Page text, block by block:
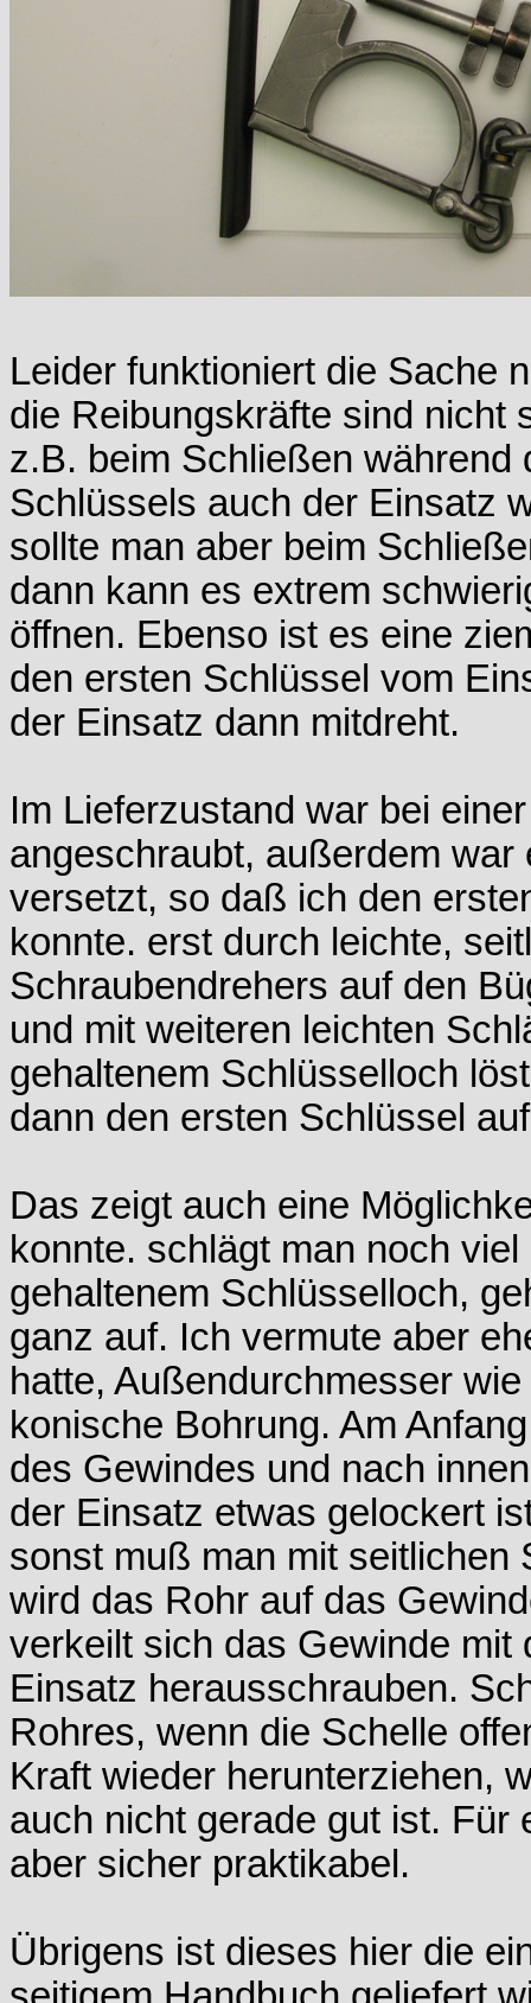
Leider funktioniert die Sache
die Reibungskräfte sind nicht
z.B. beim Schließen
Schlüssels auch der Einsatz
sollte man aber beim
dann kann es extrem
öffnen. Ebenso ist es eine
den ersten Schlüssel vom
der Einsatz dann mitdreht.
Im Lieferzustand war bei
angeschraubt, außerdem
versetzt, so daß ich den
konnte. erst durch leichte,
Schraubendrehers auf den
und mit weiteren leichten
gehaltenem Schlüsselloch
dann den ersten Schlüssel
Das zeigt auch eine
konnte. schlägt man noch
gehaltenem Schlüsselloch,
ganz auf. Ich vermute aber
hatte, Außendurchmesser
konische Bohrung. Am
des Gewindes und nach
der Einsatz etwas gelockert
sonst muß man mit seitlichen
wird das Rohr auf das
verkeilt sich das Gewinde mit
Einsatz herausschrauben.
Rohres, wenn die Schelle
Kraft wieder herunterziehen,
auch nicht gerade gut ist. Für
aber sicher praktikabel.
Übrigens ist dieses hier die